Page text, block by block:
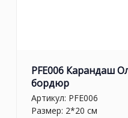
PFE006 Карандаш
бордюр
Артикул: PFE006
Размер: 2*20 см